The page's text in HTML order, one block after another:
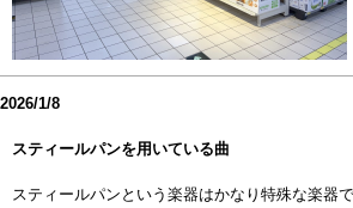
2026/1/8
スティールパンを用いている曲
スティールパンという楽器はかなり特殊な楽器